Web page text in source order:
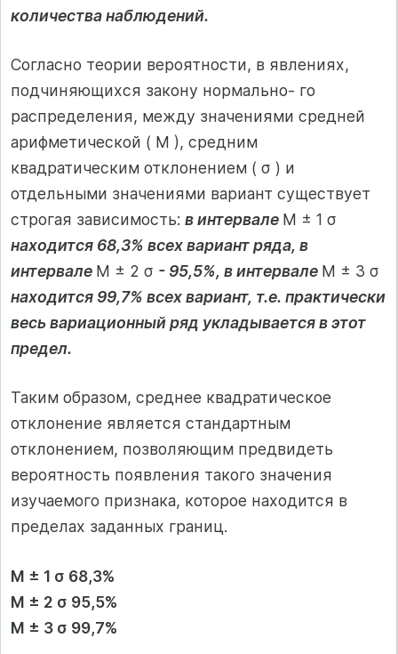
количества наблюдений.
Согласно теории вероятности, в явлениях,
подчиняющихся закону нормально- го
распределения, между значениями средней
арифметической ( М ), средним
квадратическим отклонением ( σ ) и
отдельными значениями вариант существует
строгая зависимость: в интервале М ± 1 σ
находится 68,3% всех вариант ряда, в
интервале М ± 2 σ - 95,5%, в интервале М ± 3 σ
находится 99,7% всех вариант, т.е. практически
весь вариационный ряд укладывается в этот
предел.
Таким образом, среднее квадратическое
отклонение является стандартным
отклонением, позволяющим предвидеть
вероятность появления такого значения
изучаемого признака, которое находится в
пределах заданных границ.
М ± 1 σ 68,3%
М ± 2 σ 95,5%
М ± 3 σ 99,7%